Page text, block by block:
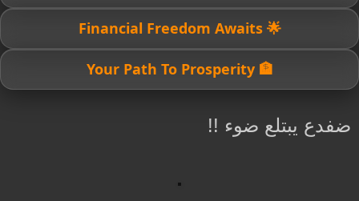
🌟 Financial Freedom Awaits
🏦 Your Path To Prosperity
ضفدع يبتلع ضوء !!